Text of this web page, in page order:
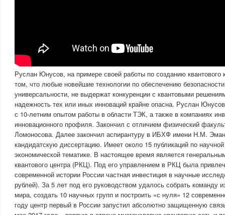
Руслан Юнусов, на примере своей работы по созданию квантового
том, что любые новейшие технологии по обеспечению
универсальности, не выдержат конкуренции с квантовыми
надежность тех или иных инноваций крайне опасна. Руслан
с 10-летним опытом работы в области ТЭК, а также в компаниях
инновационного профиля. Закончил с отличием физический
Ломоносова. Далее закончил аспирантуру в ИБХФ имени Н.М.
кандидатскую диссертацию. Имеет около 15 публикаций по
экономической тематике. В настоящее время является
квантового центра (РКЦ). Под его управлением в РКЦ была
современной истории России частная инвестиция в научные
рублей). За 5 лет под его руководством удалось собрать команду
мира, создать 10 научных групп и построить «с нуля» 12
году центр первый в России запустил абсолютно защищенную